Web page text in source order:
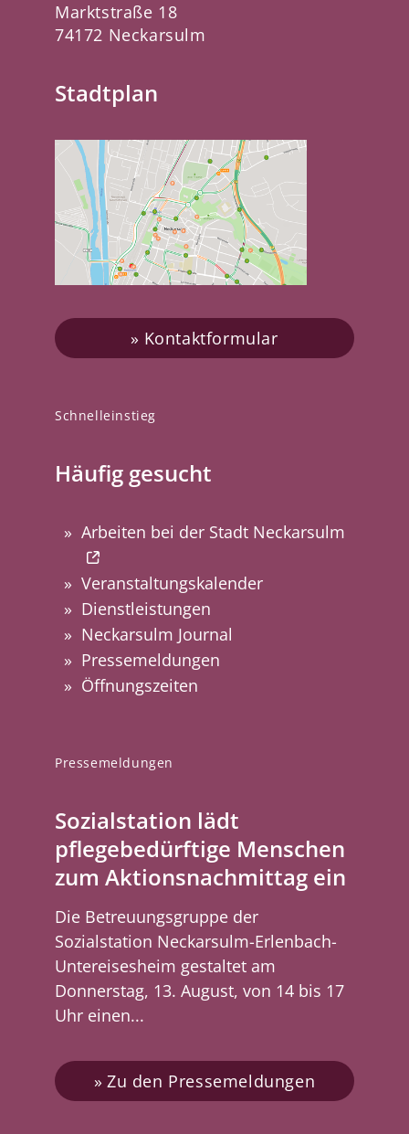
Pressemeldungen
Sozialstation lädt
pflegebedürftige Menschen
zum Aktionsnachmittag ein
Die Betreuungsgruppe der
Sozialstation Neckarsulm-Erlenbach-
Untereisesheim gestaltet am
Donnerstag, 13. August, von 14 bis 17
Uhr einen...
Zu den Pressemeldungen
Schnelleinstieg
Häufig gesucht
Arbeiten bei der Stadt Neckarsulm
Veranstaltungskalender
Dienstleistungen
Neckarsulm Journal
Pressemeldungen
Öffnungszeiten
Marktstraße 18
74172 Neckarsulm
Stadtplan
Kontaktformular